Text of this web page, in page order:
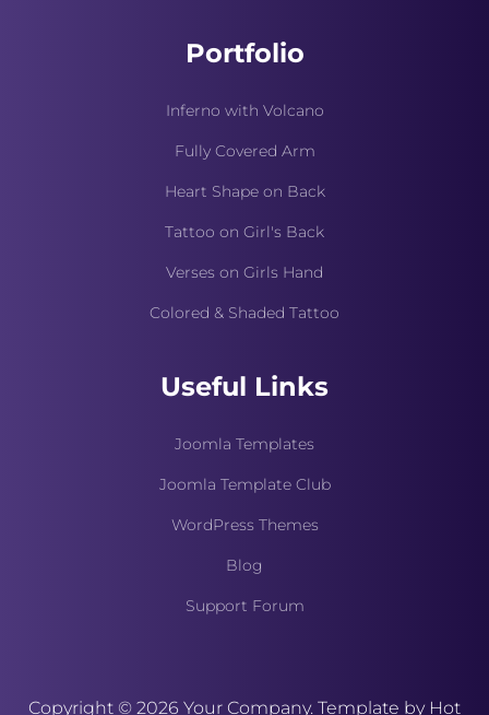
Portfolio
Inferno with Volcano
Fully Covered Arm
Heart Shape on Back
Tattoo on Girl's Back
Verses on Girls Hand
Colored & Shaded Tattoo
Useful Links
Joomla Templates
Joomla Template Club
WordPress Themes
Blog
Support Forum
Copyright © 2026 Your Company. Template by Hot